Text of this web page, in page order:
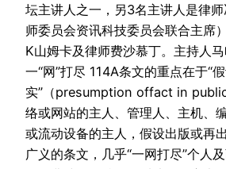
坛主讲人之一，另3名主讲人是律
师委员会资讯科技委员会联合主席
K山姆卡及律师费沙慕丁。主持人
一“网”打尽 114A条文的重点在于“
实”（presumption offact in
络或网站的主人、管理人、主机、
或流动设备的主人，假设出版或再
广义的条文，几乎“一网打尽”个人